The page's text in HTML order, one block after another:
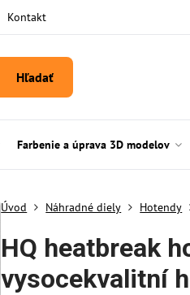
Kontakt
Hľadať
Farbenie a úprava 3D modelov
Úvod Náhradné diely Hotendy
HQ heatbreak
vysocekvalitní